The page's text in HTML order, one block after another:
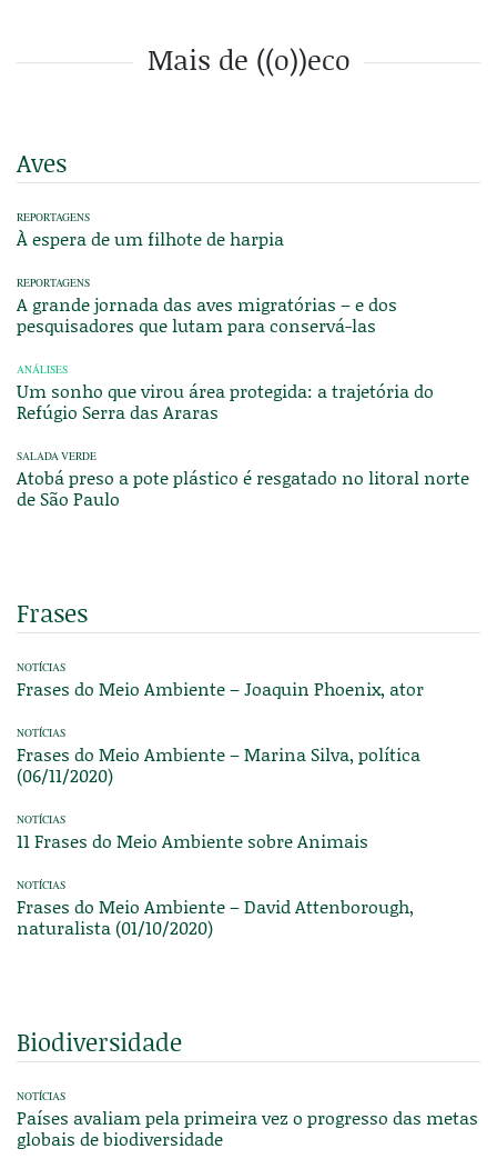
Mais de ((o))eco
Aves
REPORTAGENS
À espera de um filhote de harpia
REPORTAGENS
A grande jornada das aves migratórias – e dos
pesquisadores que lutam para conservá-las
ANÁLISES
Um sonho que virou área protegida: a trajetória do
Refúgio Serra das Araras
SALADA VERDE
Atobá preso a pote plástico é resgatado no litoral norte
de São Paulo
Frases
NOTÍCIAS
Frases do Meio Ambiente – Joaquin Phoenix, ator
NOTÍCIAS
Frases do Meio Ambiente – Marina Silva, política
(06/11/2020)
NOTÍCIAS
11 Frases do Meio Ambiente sobre Animais
NOTÍCIAS
Frases do Meio Ambiente – David Attenborough,
naturalista (01/10/2020)
Biodiversidade
NOTÍCIAS
Países avaliam pela primeira vez o progresso das metas
globais de biodiversidade